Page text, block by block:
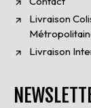
Livraison
Livraison